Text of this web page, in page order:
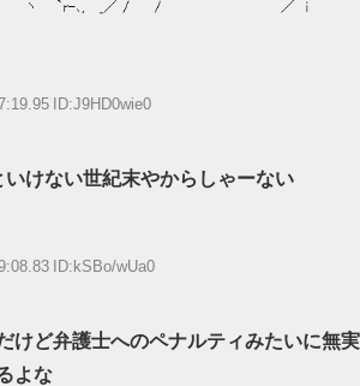
ID:J9HD0wie0
けない世紀末やからしゃーない
ID:kSBo/wUa0
けど弁護士へのペナルティみたいに無実
よな